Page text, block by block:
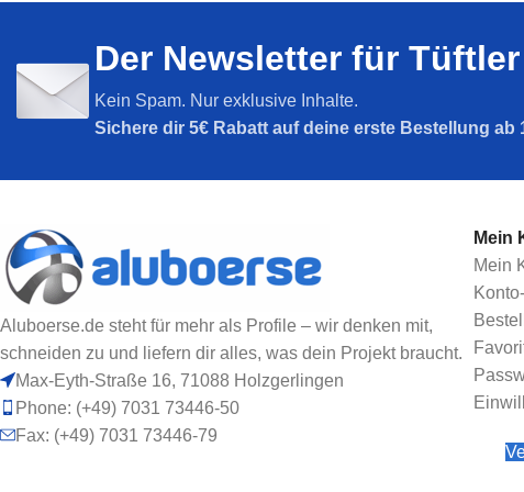
SPARPAKETE
Sparpakete
Nut 8
Der Newsletter für
Kein Spam. Nur exklusive Inhalte.
Sichere dir 5€ Rabatt auf deine erste Bestellung ab
Aluboerse.de steht für mehr als Profile – wir denken mit,
schneiden zu und liefern dir alles, was dein Projekt braucht.
Max-Eyth-Straße 16, 71088 Holzgerlingen
Phone: (+49) 7031 73446-50
Fax: (+49) 7031 73446-79
Mein
Mein